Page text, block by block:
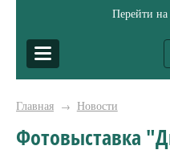
Перейти
Главная → Новости
Фотовыставка